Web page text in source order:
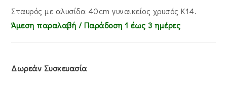
€645.00.
Σταυρός με αλυσίδα 40cm γυναικείος χρυσός Κ14.
Άμεση παραλαβή / Παράδoση 1 έως 3 ημέρες
Δωρεάν Συσκευασία